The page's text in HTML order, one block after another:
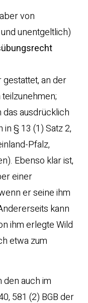
von
unentgeltlich)
an der
ausdrücklich
§ 13 (1) Satz 2,
Pfalz,
Ebenso klar ist,
einer
er seine ihm
kann
ihm erlegte Wild
etwa zum
auch im
581 (2) BGB der